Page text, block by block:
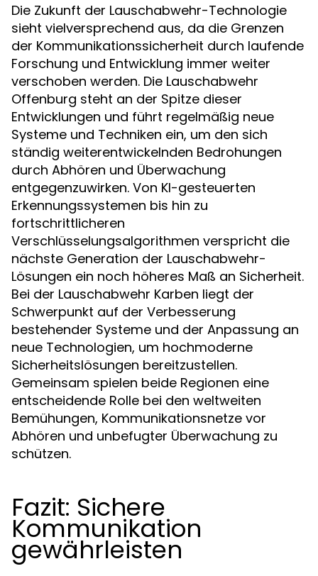
Die Zukunft der Lauschabwehr-Technologie
sieht vielversprechend aus, da die Grenzen
der Kommunikationssicherheit durch laufende
Forschung und Entwicklung immer weiter
verschoben werden. Die Lauschabwehr
Offenburg steht an der Spitze dieser
Entwicklungen und führt regelmäßig neue
Systeme und Techniken ein, um den sich
ständig weiterentwickelnden Bedrohungen
durch Abhören und Überwachung
entgegenzuwirken. Von KI-gesteuerten
Erkennungssystemen bis hin zu
fortschrittlicheren
Verschlüsselungsalgorithmen verspricht die
nächste Generation der Lauschabwehr-
Lösungen ein noch höheres Maß an Sicherheit.
Bei der Lauschabwehr Karben liegt der
Schwerpunkt auf der Verbesserung
bestehender Systeme und der Anpassung an
neue Technologien, um hochmoderne
Sicherheitslösungen bereitzustellen.
Gemeinsam spielen beide Regionen eine
entscheidende Rolle bei den weltweiten
Bemühungen, Kommunikationsnetze vor
Abhören und unbefugter Überwachung zu
schützen.
Fazit: Sichere
Kommunikation
gewährleisten